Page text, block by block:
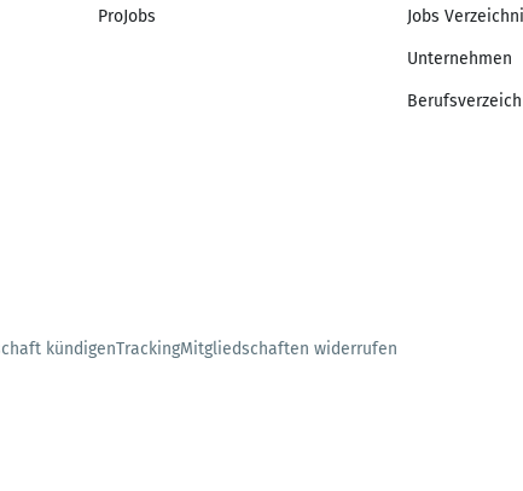
ProJobs Jobs
Unternehmen
kündigenTrackingMitgliedschaften widerrufen